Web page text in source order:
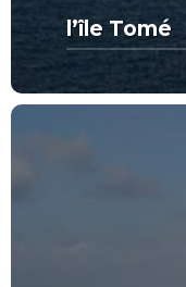
l’île Tomé